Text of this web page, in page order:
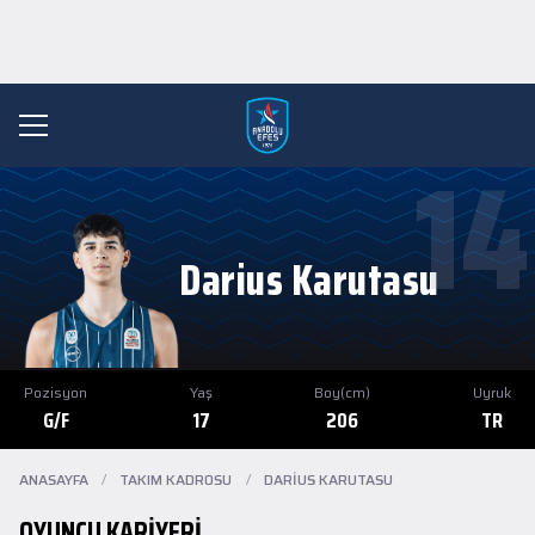
Darius Karutasu14
Pozisyon
G/F
Yaş
17
Boy(cm)
206
Uyruk
TR
ANASAYFA / TAKIM KADROSU / DARIUS KARUTASU